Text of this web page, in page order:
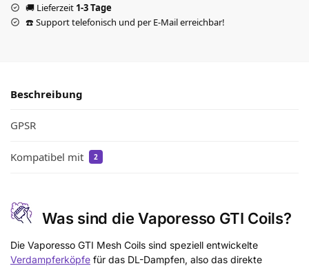
🚚 Lieferzeit 1-3 Tage
☎️ Support telefonisch und per E-Mail erreichbar!
Beschreibung
GPSR
Kompatibel mit 2
Was sind die Vaporesso GTI Coils?
Die Vaporesso GTI Mesh Coils sind speziell entwickelte
Verdampferköpfe für das DL-Dampfen, also das direkte